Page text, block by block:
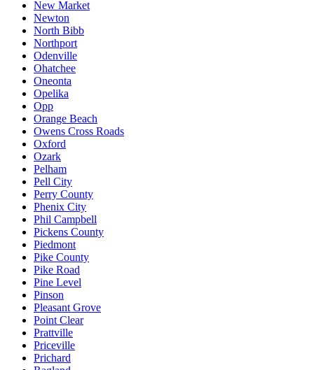
New Market
Newton
North Bibb
Northport
Odenville
Ohatchee
Oneonta
Opelika
Opp
Orange Beach
Owens Cross Roads
Oxford
Ozark
Pelham
Pell City
Perry County
Phenix City
Phil Campbell
Pickens County
Piedmont
Pike County
Pike Road
Pine Level
Pinson
Pleasant Grove
Point Clear
Prattville
Priceville
Prichard